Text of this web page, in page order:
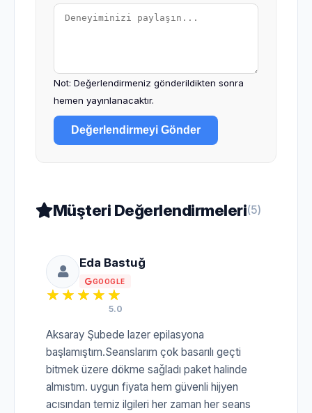
Not: Değerlendirmeniz gönderildikten sonra
hemen yayınlanacaktır.
Değerlendirmeyi Gönder
Müşteri Değerlendirmeleri(5)
Eda Bastuğ
GOOGLE
5.0
Aksaray Şubede lazer epilasyona
başlamıştım.Seanslarım çok basarılı geçti
bitmek üzere dökme sağladı paket halinde
almıstım. uygun fiyata hem güvenli hijyen
acısından temiz ilgileri her zaman her seans